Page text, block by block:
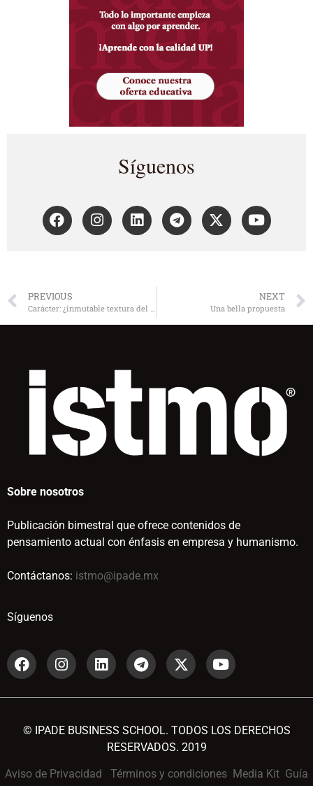
Síguenos
PREVIOUS NEXT
Una bella propuesta
Sobre nosotros
Publicación bimestral que ofrece contenidos de
pensamiento actual con énfasis en empresa y humanismo.
Contáctanos: istmo@ipade.mx
Síguenos
© IPADE BUSINESS SCHOOL. TODOS LOS DERECHOS
RESERVADOS. 2019
Aviso de Privacidad Términos y condiciones Media Kit Guía